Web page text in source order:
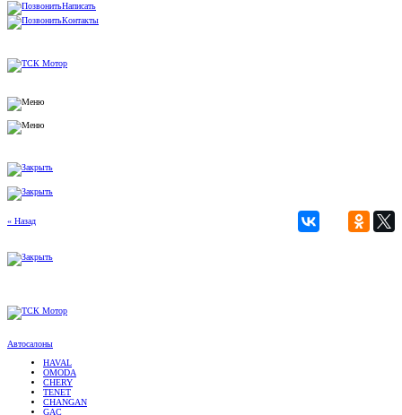
Написать
Контакты
« Назад
Автосалоны
HAVAL
OMODA
CHERY
TENET
CHANGAN
GAC